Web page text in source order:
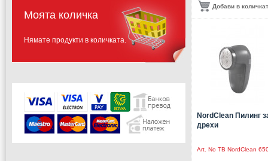
40 °С• Производител:
Германия
Добави в
NordClean Пилинг
дрехи
Art. No TB NordClean
Моята количка
Нямате продукти в количката.